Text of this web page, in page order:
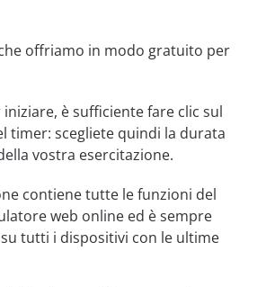
offriamo in modo gratuito per
iniziare, è sufficiente fare clic sul
timer: scegliete quindi la durata
vostra esercitazione.
contiene tutte le funzioni del
web online ed è sempre
tutti i dispositivi con le ultime